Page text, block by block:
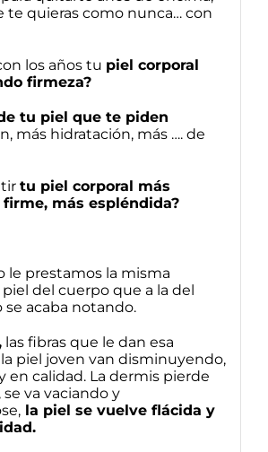
te quieras como nunca… con
los años tu piel corporal
firmeza?
tu piel que te piden
más hidratación, más …. de
tu piel corporal más
más espléndida?
le prestamos la misma
del cuerpo que a la del
se acaba notando.
las fibras que le dan esa
piel joven van disminuyendo,
en calidad. La dermis pierde
va vaciando y
la piel se vuelve flácida y